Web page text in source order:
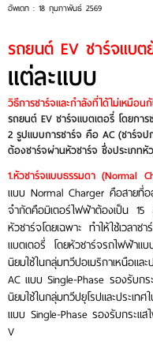
อัพเดท : 18 กุมภาพันธ์ 2569
รถยนต์ EV ชาร์จแบต
แต่ละแบบ
วิธีการชาร์จและกำลังที่ได้ไม่เหมือ
รถยนต์ EV ชาร์จแบตเตอรี่ โดยกา
2 รูปแบบการชาร์จ คือ AC (ชาร์จป
ต้องชาร์จผ่านหัวชาร์จ ซึ่งประเภท
1.หัวชาร์จแบบธรรมดา (Normal
แบบ Normal Charger คือสายที่อ
จำกัดคือมิเตอร์ไฟฟ้าต้องเป็น 15
หัวชาร์จโดยเฉพาะ ทำให้ใช้เวลา
แบตเตอรี่ โดยหัวชาร์จรถไฟฟ้า
นิยมใช้ในกลุ่มทวีปอเมริกาเหนือแ
AC แบบ Single-Phase รองรับ
นิยมใช้ในกลุ่มทวีปยุโรปและประเ
แบบ Single-Phase รองรับกระ
V